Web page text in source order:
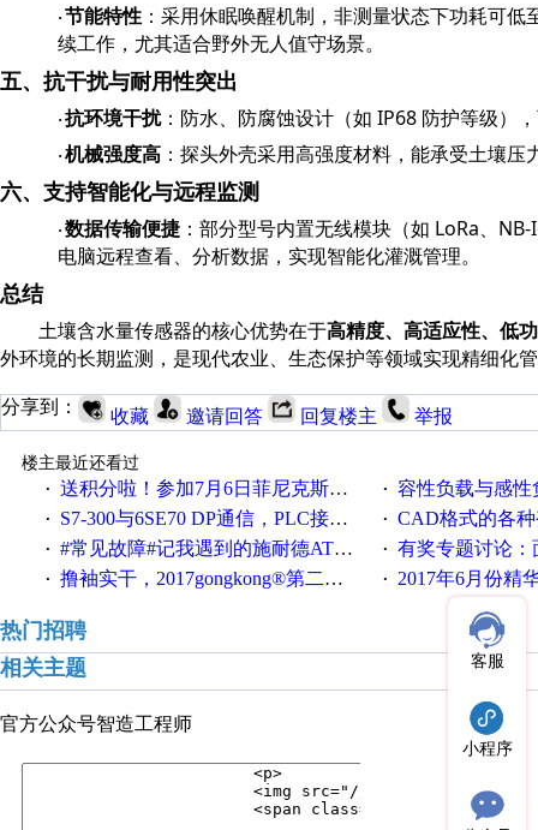
· 节能特性 ：采用休眠唤醒机制，非测量状态下功耗可
续工作，尤其适合野外无人值守场景。
五、抗干扰与耐用性突出
· 抗环境干扰：防水、防腐蚀设计（如 IP68 防护等级）
· 机械强度高 ：探头外壳采用高强度材料，能承受土壤
六、支持智能化与远程监测
· 数据传输便捷 ：部分型号内置无线模块（如 LoRa NB-
电脑远程查看、分析数据，实现智能化灌溉管理。
总结
土壤含水量传感器的核心优势在于高精度、高适应性、低
外环境的长期监测，是现代农业、生态保护等领域实现精细化
分享到： 收藏 邀请回答 回复楼主 举报
楼主最近还看过
· 送积分啦！参加7月6日菲尼克斯在线研讨会即得 · 容性负载与感性负
· S7-300与6SE70 DP通信，PLC接收到数据不稳定 · CAD格式的各
· #常见故障#记我遇到的施耐德ATV12变频器故障 · 有奖专题讨论：面对低压变
· 撸袖实干，2017gongkong®第二届智造工程师节正式起航！ · 2017年6月份精
热门招聘
相关主题
官方公众号智造工程师
客服
小程序